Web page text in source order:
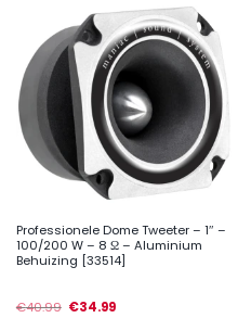
Professionele Dome Tweeter – 1″ –
100/200 W – 8 Ω – Aluminium
Behuizing [33514]
€40.99 €34.99